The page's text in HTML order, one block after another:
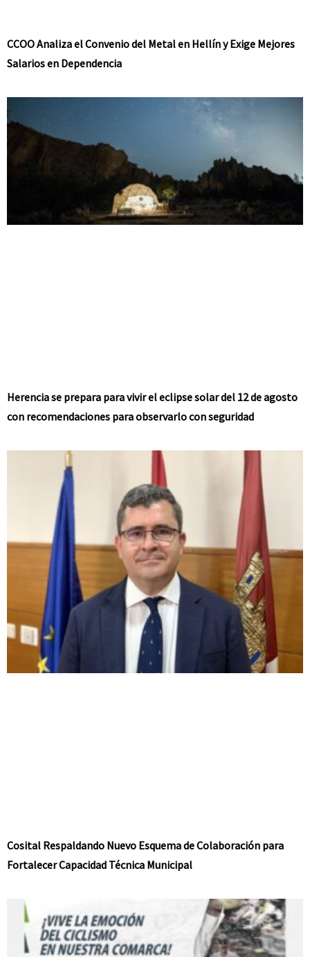
CCOO Analiza el Convenio del Metal en Hellín y Exige Mejores
Salarios en Dependencia
Herencia se prepara para vivir el eclipse solar del 12 de agosto
con recomendaciones para observarlo con seguridad
Cosital Respaldando Nuevo Esquema de Colaboración para
Fortalecer Capacidad Técnica Municipal